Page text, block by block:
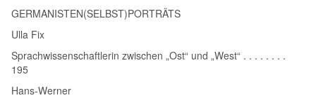
GERMANISTEN(SELBST)PORTRÄTS
Ulla Fix
Sprachwissenschaftlerin zwischen „Ost“ und „West“ . . . . . . . .
195
Hans-Werner